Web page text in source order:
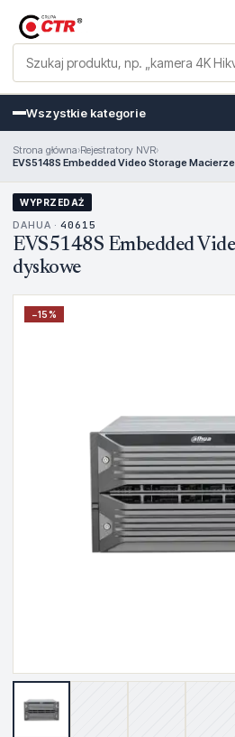
Wszystkie kategorie
Strona główna›Rejestratory NVR›
EVS5148S Embedded Video Storage
WYPRZEDAŻ
DAHUA · 40615
EVS5148S Embedded
dyskowe
−15%